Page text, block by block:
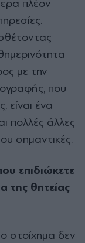
πλέον
με την
που
είναι ένα
πολλές άλλες
σημαντικές.
επιδιώκετε
της θητείας
στοίχημα δεν